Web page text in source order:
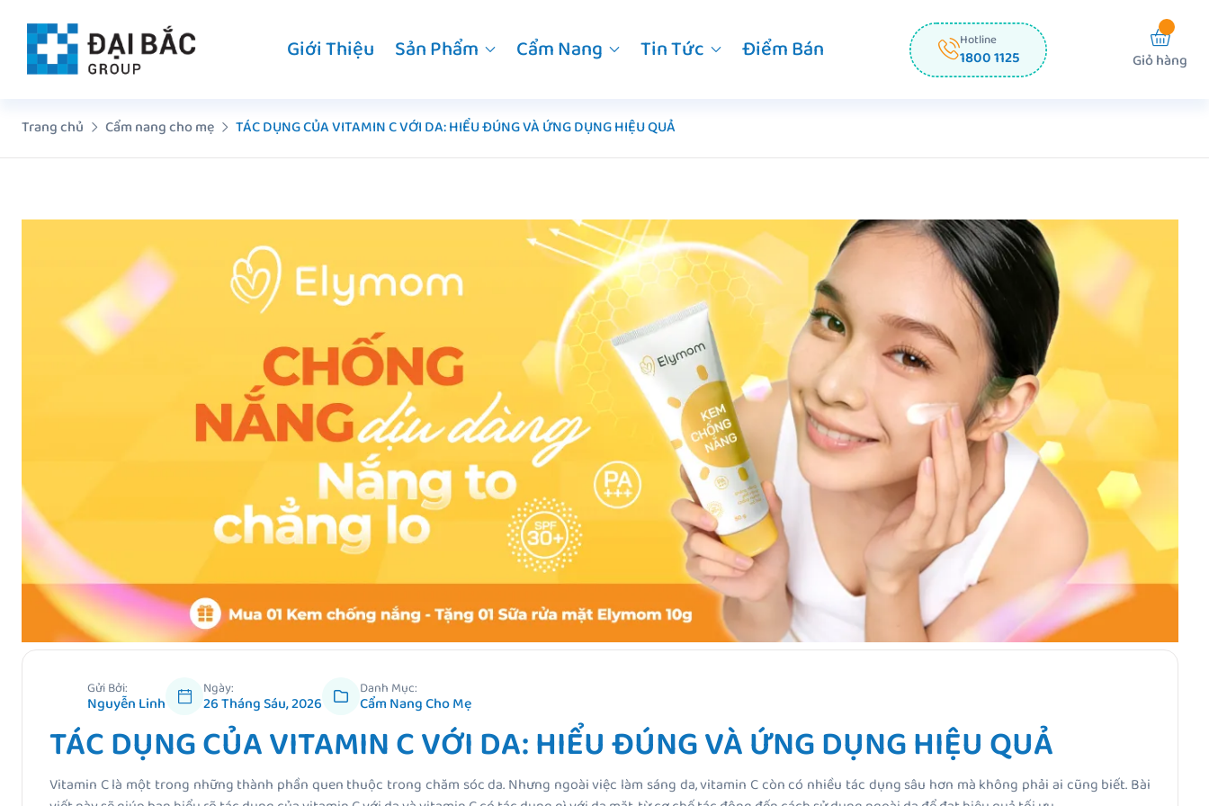
dung
Giới Thiệu Sản Phẩm Cẩm Nang Tin Tức Điểm Bán Hotline
1800 1125 Giỏ hàng
Trang chủ Cẩm nang cho mẹ TÁC DỤNG CỦA VITAMIN C VỚI DA: HIỂU ĐÚNG VÀ ỨNG DỤNG HIỆU QUẢ
Gửi Bởi:
Nguyễn Linh
Ngày:
26 Tháng Sáu, 2026
Danh Mục:
Cẩm Nang Cho Mẹ
TÁC DỤNG CỦA VITAMIN C VỚI DA: HIỂU ĐÚNG VÀ ỨNG DỤNG HIỆU QUẢ
Vitamin C là một trong những thành phần quen thuộc trong chăm sóc da. Nhưng ngoài việc làm sáng da, vitamin C còn có nhiều tác dụng sâu hơn mà không phải ai cũng biết. Bài